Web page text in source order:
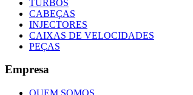
TURBOS
CABEÇAS
INJECTORES
CAIXAS DE VELOCIDADES
PEÇAS
Empresa
QUEM SOMOS